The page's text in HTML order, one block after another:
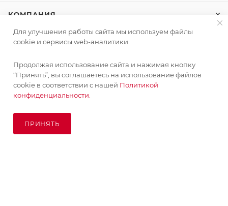
КОМПАНИЯ
ИНФОРМАЦИЯ
ПОМОЩЬ
ПОДПИСАТЬСЯ НА РАССЫЛКУ
Для улучшения работы сайта мы используем файлы
cookie и сервисы web-аналитики.
Продолжая использование сайта и нажимая кнопку
“Принять”, вы соглашаетесь на использование файлов
cookie в соответствии с нашей Политикой
конфиденциальности.
ПРИНЯТЬ